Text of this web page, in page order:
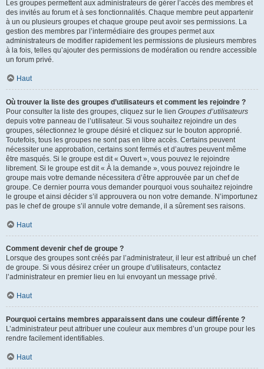
Les groupes permettent aux administrateurs de gérer l’accès des membres et
des invités au forum et à ses fonctionnalités. Chaque membre peut appartenir
à un ou plusieurs groupes et chaque groupe peut avoir ses permissions. La
gestion des membres par l’intermédiaire des groupes permet aux
administrateurs de modifier rapidement les permissions de plusieurs membres
à la fois, telles qu’ajouter des permissions de modération ou rendre accessible
un forum privé.
Haut
Où trouver la liste des groupes d’utilisateurs et comment les rejoindre ?
Pour consulter la liste des groupes, cliquez sur le lien Groupes d’utilisateurs
depuis votre panneau de l’utilisateur. Si vous souhaitez rejoindre un des
groupes, sélectionnez le groupe désiré et cliquez sur le bouton approprié.
Toutefois, tous les groupes ne sont pas en libre accès. Certains peuvent
nécessiter une approbation, certains sont fermés et d’autres peuvent même
être masqués. Si le groupe est dit « Ouvert », vous pouvez le rejoindre
librement. Si le groupe est dit « À la demande », vous pouvez rejoindre le
groupe mais votre demande nécessitera d’être approuvée par un chef de
groupe. Ce dernier pourra vous demander pourquoi vous souhaitez rejoindre
le groupe et ainsi décider s’il approuvera ou non votre demande. N’importunez
pas le chef de groupe s’il annule votre demande, il a sûrement ses raisons.
Haut
Comment devenir chef de groupe ?
Lorsque des groupes sont créés par l’administrateur, il leur est attribué un chef
de groupe. Si vous désirez créer un groupe d’utilisateurs, contactez
l’administrateur en premier lieu en lui envoyant un message privé.
Haut
Pourquoi certains membres apparaissent dans une couleur différente ?
L’administrateur peut attribuer une couleur aux membres d’un groupe pour les
rendre facilement identifiables.
Haut